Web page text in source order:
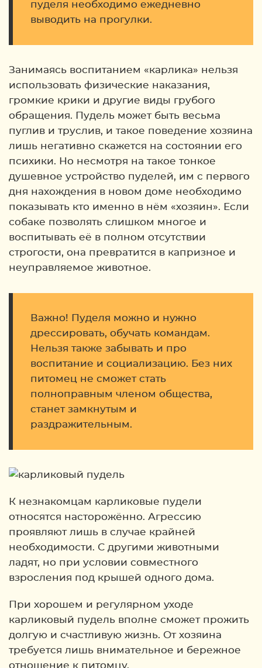
пуделя необходимо ежедневно
выводить на прогулки.
Занимаясь воспитанием «карлика» нельзя
использовать физические наказания,
громкие крики и другие виды грубого
обращения. Пудель может быть весьма
пуглив и труслив, и такое поведение хозяина
лишь негативно скажется на состоянии его
психики. Но несмотря на такое тонкое
душевное устройство пуделей, им с первого
дня нахождения в новом доме необходимо
показывать кто именно в нём «хозяин». Если
собаке позволять слишком многое и
воспитывать её в полном отсутствии
строгости, она превратится в капризное и
неуправляемое животное.
Важно! Пуделя можно и нужно
дрессировать, обучать командам.
Нельзя также забывать и про
воспитание и социализацию. Без них
питомец не сможет стать
полноправным членом общества,
станет замкнутым и
раздражительным.
К незнакомцам карликовые пудели
относятся насторожённо. Агрессию
проявляют лишь в случае крайней
необходимости. С другими животными
ладят, но при условии совместного
взросления под крышей одного дома.
При хорошем и регулярном уходе
карликовый пудель вполне сможет прожить
долгую и счастливую жизнь. От хозяина
требуется лишь внимательное и бережное
отношение к питомцу.